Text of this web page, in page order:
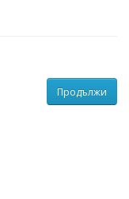
Продължи